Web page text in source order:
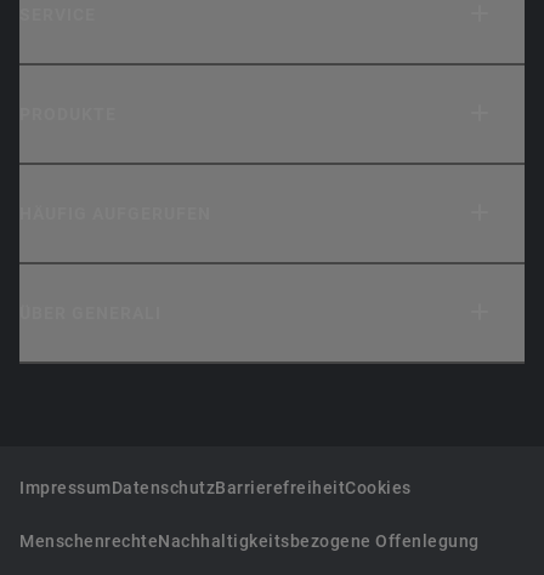
ImpressumDatenschutzBarrierefreiheitCookies
MenschenrechteNachhaltigkeitsbezogene Offenlegung